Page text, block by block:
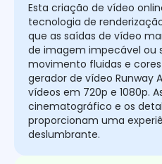
Esta criação de vídeo
tecnologia de
que as saídas de vídeo
de imagem impecável ou
movimento fluidas e
gerador de vídeo Runway
vídeos em 720p e 1080p.
cinematográfico e os
proporcionam uma
deslumbrante.